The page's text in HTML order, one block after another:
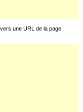
une URL de la page